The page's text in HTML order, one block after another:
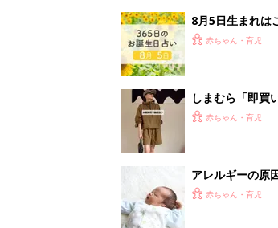
8月5日生まれは
赤ちゃん・育児
しまむら「即買
赤ちゃん・育児
アレルギーの原
赤ちゃん・育児